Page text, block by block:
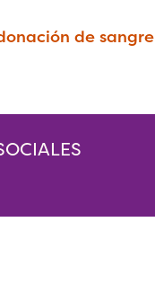
de sangre